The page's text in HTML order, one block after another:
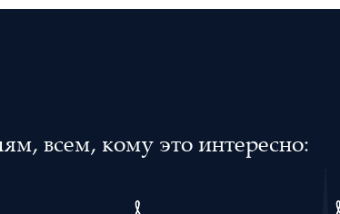
всем, кому это интересно: